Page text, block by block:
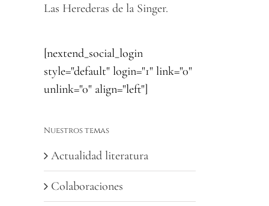
Las Herederas de la Singer.
[nextend_social_login
style="default" login="1" link="0"
unlink="0" align="left"]
Nuestros temas
Actualidad literatura
Colaboraciones